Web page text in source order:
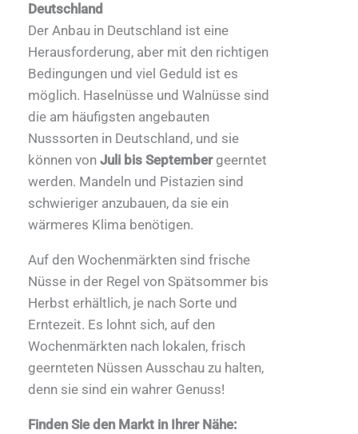
Deutschland
Der Anbau in Deutschland ist eine
Herausforderung, aber mit den richtigen
Bedingungen und viel Geduld ist es
möglich. Haselnüsse und Walnüsse sind
die am häufigsten angebauten
Nusssorten in Deutschland, und sie
können von Juli bis Septembergeerntet
werden. Mandeln und Pistazien sind
schwieriger anzubauen, da sie ein
wärmeres Klima benötigen.
Auf den Wochenmärkten sind frische
Nüsse in der Regel von Spätsommer bis
Herbst erhältlich, je nach Sorte und
Erntezeit. Es lohnt sich, auf den
Wochenmärkten nach lokalen, frisch
geernteten Nüssen Ausschau zu halten,
denn sie sind ein wahrer Genuss!
Finden Sie den Markt in Ihrer Nähe: